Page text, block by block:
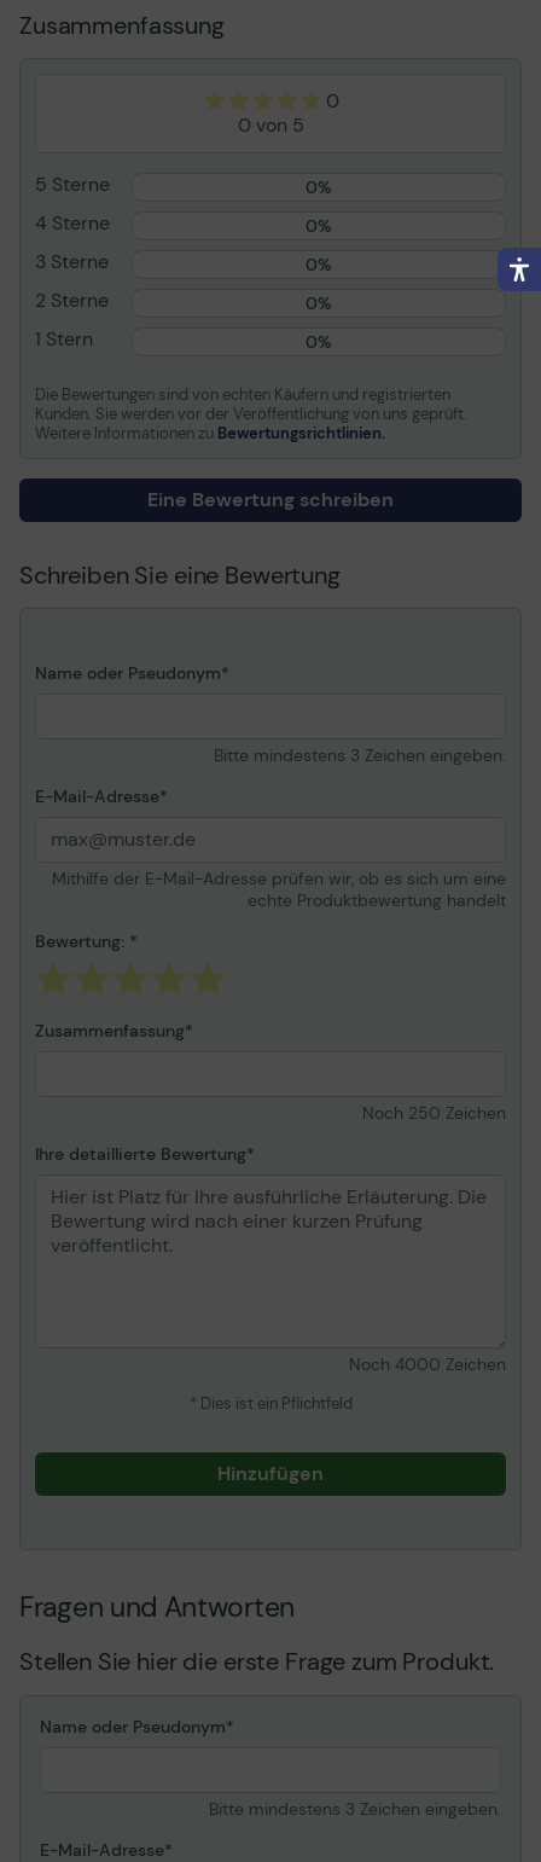
Produkt-Recycling-Inhalt
Aus recyceltem
Polypropylen
Allgemein
Produkttyp
Textmarker
Farbe
Wasserbasierte Tinte
Strichstärke
2-5 mm
Spitze
Meißelspitze
Mit Kappe
Ja
Barcode, farbiger Griff,
Anti-Dry-Out-
Technologie
105 mm
Polypropylen
Zusammenfassung
0
0 von 5
5 Sterne 0%
4 Sterne 0%
3 Sterne 0%
2 Sterne 0%
1 Stern 0%
Die Bewertungen sind von echten Käufern und registrierten
Kunden. Sie werden vor der Veröffentlichung von uns geprüft.
Weitere Informationen zu Bewertungsrichtlinien.
Eine Bewertung schreiben
Schreiben Sie eine Bewertung
Name oder Pseudonym
Bitte mindestens 3 Zeichen eingeben.
E-Mail-Adresse
Mithilfe der E-Mail-Adresse prüfen wir, ob es sich um eine
echte Produktbewertung handelt
Bewertung:
Zusammenfassung
Noch 250 Zeichen
Ihre detaillierte Bewertung
Noch 4000 Zeichen
* Dies ist ein Pflichtfeld
Hinzufügen
Fragen und Antworten
Stellen Sie hier die erste Frage zum Produkt.
Name oder Pseudonym
Bitte mindestens 3 Zeichen eingeben.
E-Mail-Adresse